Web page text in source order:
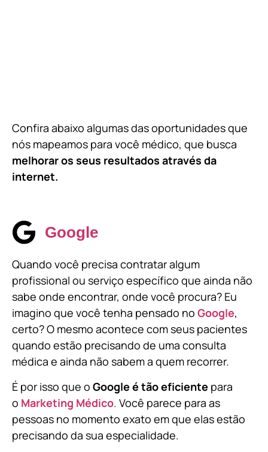
Confira abaixo algumas das oportunidades que
nós mapeamos para você médico, que busca
melhorar os seus resultados através da
internet.
Google
Quando você precisa contratar algum
profissional ou serviço específico que ainda não
sabe onde encontrar, onde você procura? Eu
imagino que você tenha pensado no Google,
certo? O mesmo acontece com seus pacientes
quando estão precisando de uma consulta
médica e ainda não sabem a quem recorrer.
É por isso que o Google é tão eficiente para
o Marketing Médico. Você parece para as
pessoas no momento exato em que elas estão
precisando da sua especialidade.